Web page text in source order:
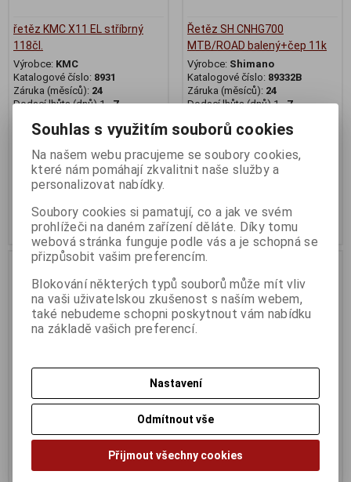
řetěz KMC X11 EL stříbrný
118čl.
Výrobce: KMC
Katalogové číslo: 8931
Záruka (měsíců): 24
Dodací lhůta (dnů) 1 -7
999 Kč
Původní cena:1 390 Kč
Koupit
Řetěz SH CNHG700
MTB/ROAD balený+čep 11k
Výrobce: Shimano
Katalogové číslo: 89332B
Záruka (měsíců): 24
Dodací lhůta (dnů) 1 -7
EAN:4524667906803
989 Kč
Koupit
Na dotaz
Katalogové číslo:DOTAZ
Dodací lhůta (dnů) 1 -7
Na dotaz
Řetěz SH CNHG701
MTB/ROAD nebalený OEM
11k
Souhlas s využitím souborů cookies
Na našem webu pracujeme se soubory cookies,
které nám pomáhají zkvalitnit naše služby a
personalizovat nabídky.
Soubory cookies si pamatují, co a jak ve svém
prohlížeči na daném zařízení děláte. Díky tomu
webová stránka funguje podle vás a je schopná se
přizpůsobit vašim preferencím.
Blokování některých typů souborů může mít vliv
na vaši uživatelskou zkušenost s naším webem,
také nebudeme schopni poskytnout vám nabídku
na základě vašich preferencí.
Nastavení
Odmítnout vše
Přijmout všechny cookies